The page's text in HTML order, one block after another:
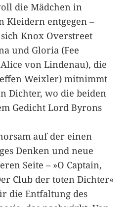
die Mädchen in
Kleidern entgegen –
Knox Overstreet
und Gloria (Fee
von Lindenau), die
Weixler) mitnimmt
Dichter, wo die beiden
Gedicht Lord Byrons
auf der einen
Denken und neue
Seite – »O Captain,
Club der toten Dichter«
die Entfaltung des